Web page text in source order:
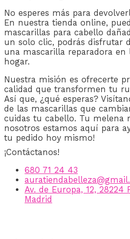
No esperes más para
En nuestra tienda online,
mascarillas para cabello
un solo clic, podrás disfrutar
una mascarilla reparadora en
hogar.
Nuestra misión es ofrecerte
calidad que transformen tu
Así que, ¿qué esperas?
de las mascarillas que
cuidas tu cabello. Tu melena
nosotros estamos aquí para
tu pedido hoy mismo!
¡Contáctanos!
680 71 24 43
Av. de Europa, 12, 28224
Madrid